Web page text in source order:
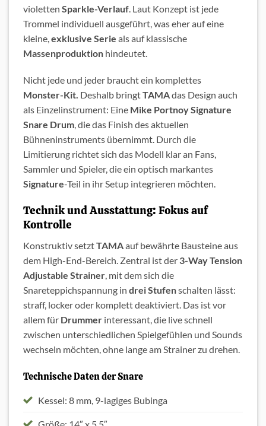
violetten Sparkle-Verlauf . Laut Konzept ist jede
Trommel individuell ausgeführt, was eher auf eine
kleine, exklusive Serie als auf klassische
Massenproduktion hindeutet.
Nicht jede und jeder braucht ein komplettes
Monster-Kit. Deshalb bringtTAMAdas Design auch
als Einzelinstrument: Eine Mike Portnoy Signature
Snare Drum, die das Finish des aktuellen
Bühneninstruments übernimmt. Durch die
Limitierung richtet sich das Modell klar an Fans,
Sammler und Spieler, die ein optisch markantes
Signature-Teil in ihr Setup integrieren möchten.
Technik und Ausstattung: Fokus auf
Kontrolle
Konstruktiv setztTAMAauf bewährte Bausteine aus
dem High-End-Bereich. Zentral ist der 3-Way Tension
Adjustable Strainer, mit dem sich die
Snareteppichspannung in drei Stufenschalten lässt:
straff, locker oder komplett deaktiviert. Das ist vor
allem für Drummer interessant, die live schnell
zwischen unterschiedlichen Spielgefühlen und Sounds
wechseln möchten, ohne lange am Strainer zu drehen.
Technische Daten der Snare
Kessel: 8 mm, 9-lagiges Bubinga
Größe: 14″ x 5,5″